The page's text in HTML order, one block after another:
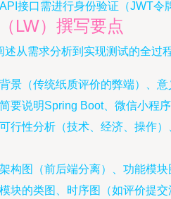
API接口需进行身份验证（JWT令
LW）撰写要点
从需求分析到实现测试的全过程
景（传统纸质评价的弊端）、
简要说明Spring Boot、微信小程
行性分析（技术、经济、操作
构图（前后端分离）、功能模块
块的类图、时序图（如评价提